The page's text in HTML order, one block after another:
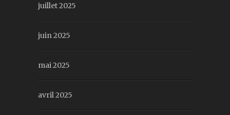
juillet 2025
juin 2025
mai 2025
avril 2025